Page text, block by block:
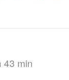
43 min